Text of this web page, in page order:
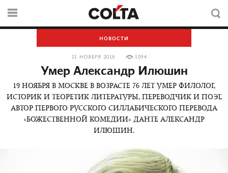
НОВОСТИ
21 НОЯБРЯ 2016 1094
Умер Александр Илюшин
19 НОЯБРЯ В МОСКВЕ В ВОЗРАСТЕ 76 ЛЕТ УМЕР ФИЛОЛОГ,
ИСТОРИК И ТЕОРЕТИК ЛИТЕРАТУРЫ, ПЕРЕВОДЧИК И ПОЭТ,
АВТОР ПЕРВОГО РУССКОГО СИЛЛАБИЧЕСКОГО ПЕРЕВОДА
«БОЖЕСТВЕННОЙ КОМЕДИИ» ДАНТЕ АЛЕКСАНДР
ИЛЮШИН.